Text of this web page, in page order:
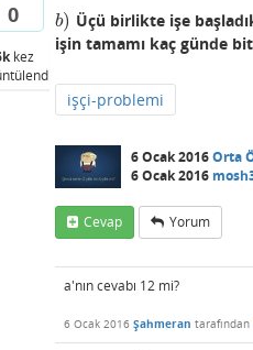
0
kez
b)
b) Üçü birlikte işe
işin tamamı kaç günde
işçi-problemi
6 Ocak 2016Orta
6 Ocak 2016
Cevap Yorum
a'nın cevabı 12 mi?
6 Ocak 2016 Şahmeran tarafından